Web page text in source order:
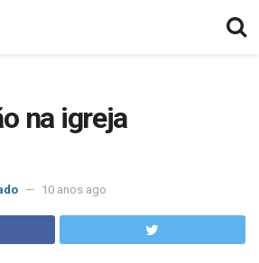
na igreja
10 anos ago